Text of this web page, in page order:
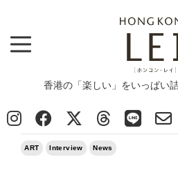
香港の「楽しい」をいっぱい
ART
>
2024/04/12
ART Interview News